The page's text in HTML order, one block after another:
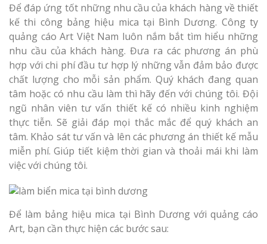
Để đáp ứng tốt những nhu cầu của khách hàng về thiết
kế thi công bảng hiệu mica tại Bình Dương. Công ty
quảng cáo Art Việt Nam luôn nắm bắt tìm hiểu những
nhu cầu của khách hàng. Đưa ra các phương án phù
hợp với chi phí đầu tư hợp lý những vẫn đảm bảo được
chất lượng cho mỗi sản phẩm. Quý khách đang quan
tâm hoặc có nhu cầu làm thì hãy đến với chúng tôi. Đội
ngũ nhân viên tư vấn thiết kế có nhiều kinh nghiệm
thực tiễn. Sẽ giải đáp mọi thắc mắc để quý khách an
tâm. Khảo sát tư vấn và lên các phương án thiết kế mẫu
miễn phí. Giúp tiết kiệm thời gian và thoải mái khi làm
việc với chúng tôi.
Để làm bảng hiệu mica tại Bình Dương với quảng cáo
Art, bạn cần thực hiện các bước sau: